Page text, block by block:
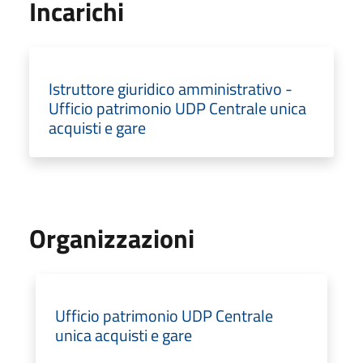
Incarichi
Istruttore giuridico amministrativo -
Ufficio patrimonio UDP Centrale unica
acquisti e gare
Organizzazioni
Ufficio patrimonio UDP Centrale
unica acquisti e gare